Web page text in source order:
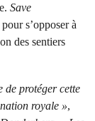
Save
s’opposer à
des sentiers
de protéger cette
royale »,